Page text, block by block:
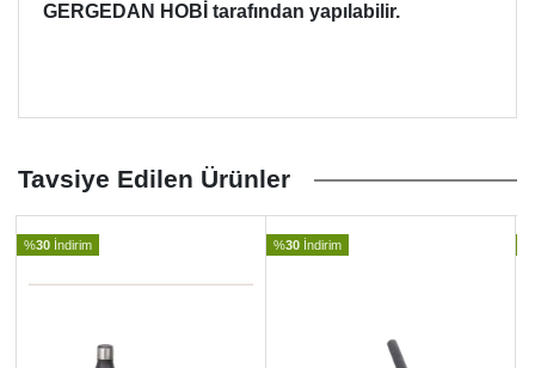
GERGEDAN HOBİ tarafından yapılabilir.
Tavsiye Edilen Ürünler
%30 İndirim %30 İndirim